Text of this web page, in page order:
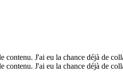
contenu. J'ai eu la chance déjà de
contenu. J'ai eu la chance déjà de